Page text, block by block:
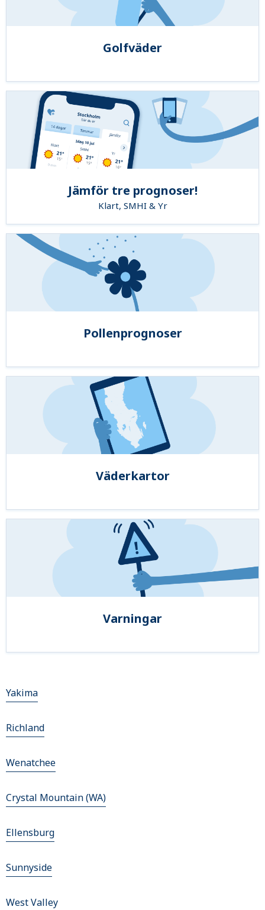
Golfväder
Jämför tre prognoser!
Klart, SMHI & Yr
Pollenprognoser
Väderkartor
Varningar
Yakima
Richland
Wenatchee
Crystal Mountain (WA)
Ellensburg
Sunnyside
West Valley